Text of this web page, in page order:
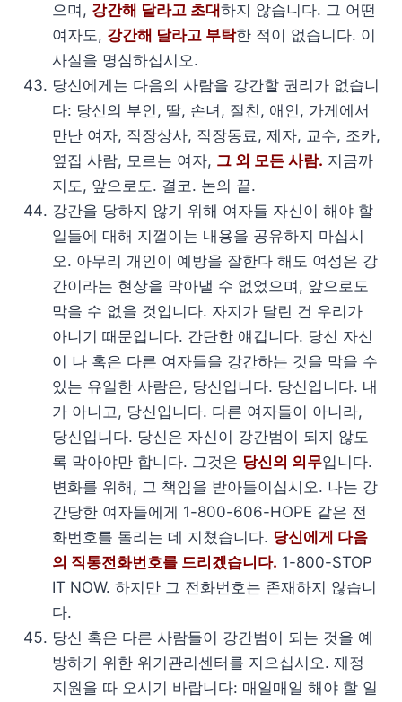
으며, 강간해 달라고 초대하지 않습니다. 그 어떤
여자도, 강간해 달라고 부탁한 적이 없습니다. 이
사실을 명심하십시오.
당신에게는 다음의 사람을 강간할 권리가 없습니
다: 당신의 부인, 딸, 손녀, 절친, 애인, 가게에서
만난 여자, 직장상사, 직장동료, 제자, 교수, 조카,
옆집 사람, 모르는 여자, 그 외 모든 사람. 지금까
지도, 앞으로도. 결코. 논의 끝.
강간을 당하지 않기 위해 여자들 자신이 해야 할
일들에 대해 지껄이는 내용을 공유하지 마십시
오. 아무리 개인이 예방을 잘한다 해도 여성은 강
간이라는 현상을 막아낼 수 없었으며, 앞으로도
막을 수 없을 것입니다. 자지가 달린 건 우리가
아니기 때문입니다. 간단한 얘깁니다. 당신 자신
이 나 혹은 다른 여자들을 강간하는 것을 막을 수
있는 유일한 사람은, 당신입니다. 당신입니다. 내
가 아니고, 당신입니다. 다른 여자들이 아니라,
당신입니다. 당신은 자신이 강간범이 되지 않도
록 막아야만 합니다. 그것은 당신의 의무입니다.
변화를 위해, 그 책임을 받아들이십시오. 나는 강
간당한 여자들에게 1-800-606-HOPE 같은 전
화번호를 돌리는 데 지쳤습니다. 당신에게 다음
의 직통전화번호를 드리겠습니다. 1-800-STOP
IT NOW. 하지만 그 전화번호는 존재하지 않습니
다.
당신 혹은 다른 사람들이 강간범이 되는 것을 예
방하기 위한 위기관리센터를 지으십시오. 재정
지원을 따 오시기 바랍니다: 매일매일 해야 할 일